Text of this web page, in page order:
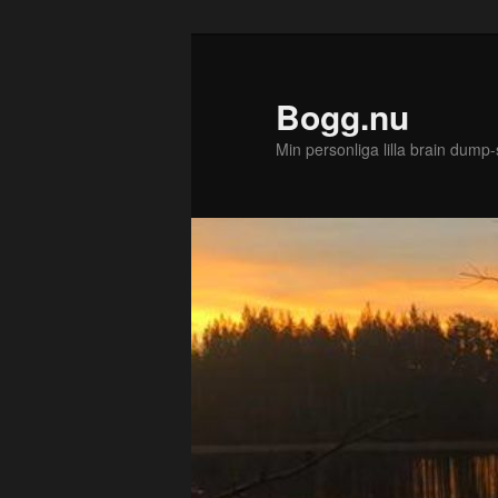
Bogg.nu
Min personliga lilla brain